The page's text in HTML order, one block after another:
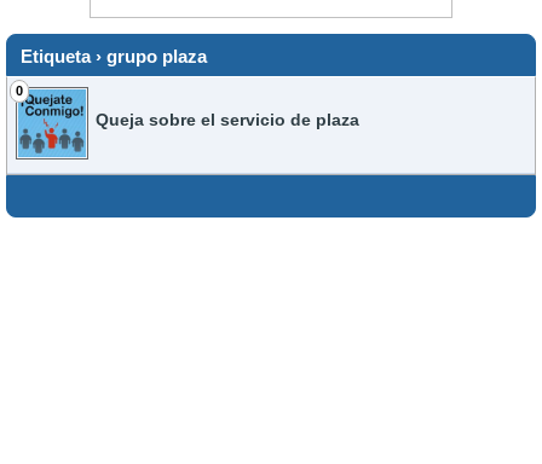
Etiqueta › grupo plaza
0
Queja sobre el servicio de plaza